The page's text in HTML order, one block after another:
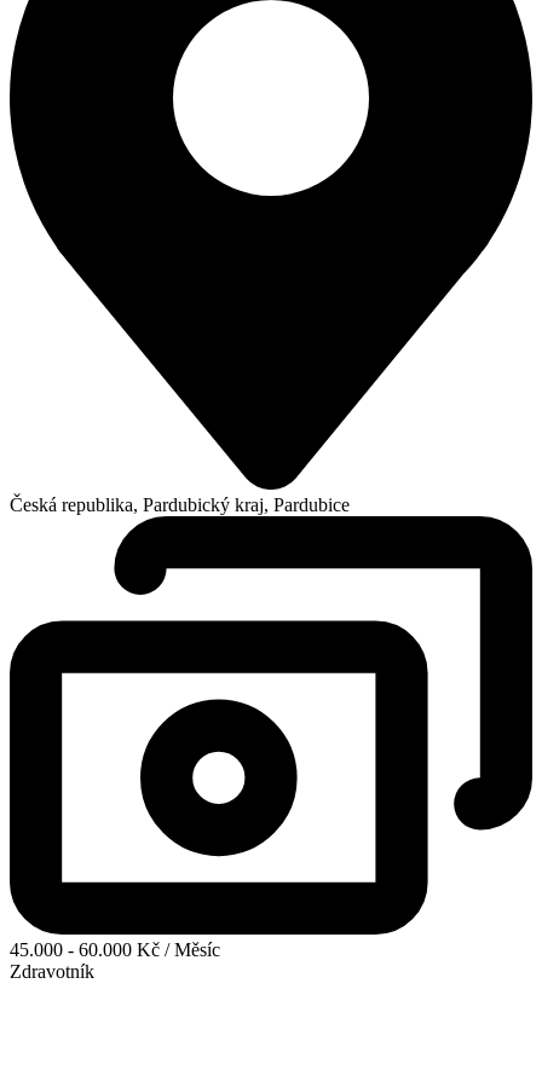
Česká republika, Pardubický kraj, Pardubice
45.000 - 60.000 Kč / Měsíc
Zdravotník